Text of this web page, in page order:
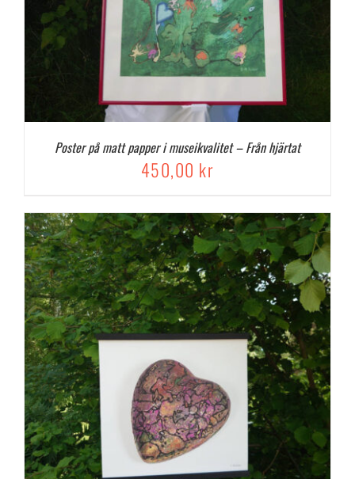
Poster på matt papper i museikvalitet – Från hjärtat
450,00 kr